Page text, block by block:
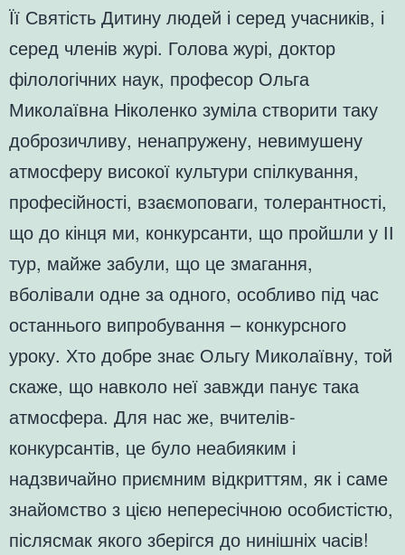
Її Святість Дитину людей і серед учасників, і
серед членів журі. Голова журі, доктор
філологічних наук, професор Ольга
Миколаївна Ніколенко зуміла створити таку
доброзичливу, ненапружену, невимушену
атмосферу високої культури спілкування,
професійності, взаємоповаги, толерантності,
що до кінця ми, конкурсанти, що пройшли у ІІ
тур, майже забули, що це змагання,
вболівали одне за одного, особливо під час
останнього випробування – конкурсного
уроку. Хто добре знає Ольгу Миколаївну, той
скаже, що навколо неї завжди панує така
атмосфера. Для нас же, вчителів-
конкурсантів, це було неабияким і
надзвичайно приємним відкриттям, як і саме
знайомство з цією непересічною особистістю,
післясмак якого зберігся до нинішніх часів!